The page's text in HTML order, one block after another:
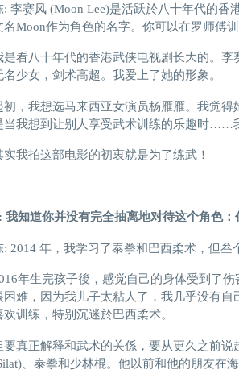
: 李赛凤 (Moon Lee)是活跃於八十年代的
名Moon作为角色的名字。你可以在罗师傅
是看八十年代的香港武侠电视剧长大的。
名少女，剑术高超。我爱上了她的形象。
初，我想选马来西亚女演员杨雁雁。我觉
当我想到让别人享受武术训练的乐趣时……
实我拍这部电影的初衷就是为了练武！
我知道你并没有完全抽离地对待这个角色：
: 2014 年，我学习了泰拳和巴西柔术，但叁
年生完孩子後，感觉自己的身体受到了
困难，因为我儿子太粘人了，我几乎没有
欢训练，特别沉迷於巴西柔术。
要真正解释和武术的关係，要从更久之前
、泰拳和少林棍。他以前和他的朋友在